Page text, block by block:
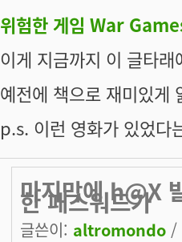
위험한 게임 War
이게 지금까지 이 글타
예전에 책으로 재미있게
p.s. 이런 영화가 있었다
마지막에 h@X
한 패스워드가
글쓴이: altromondo /